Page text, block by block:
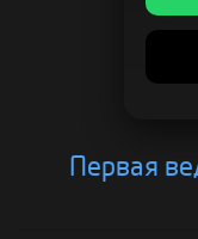
Первая